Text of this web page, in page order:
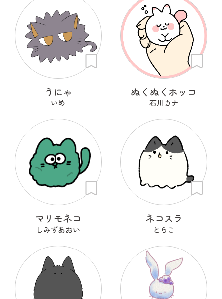
うにゃ
いめ
ぬくぬくホッコ
石川カナ
マリモネコ
しみずあおい
ネコスラ
とらこ